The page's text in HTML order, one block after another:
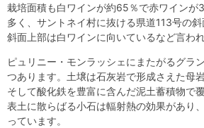
栽培面積も白ワインが約65％で赤ワインが
多く、サントネイ村に抜ける県道113号の斜
斜面上部は白ワインに向いているなど言われ
ピュリニー・モンラッシェにまたがるグラ
つあります。土壌は石灰岩で形成さえた母
そして酸化鉄を豊富に含んだ泥土蓄積物で
表土に散らばる小石は輻射熱の効果があり
っています。